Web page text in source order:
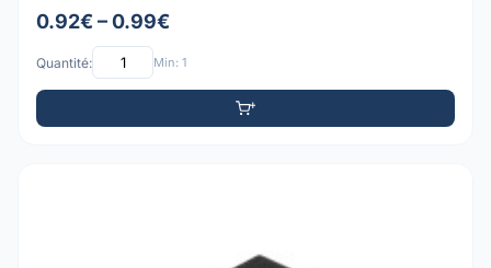
0.92€ – 0.99€
Quantité: Min: 1